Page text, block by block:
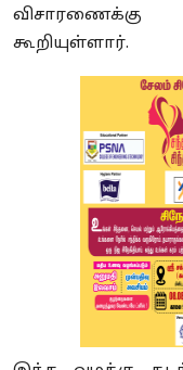
விசாரணைக்கு
கூறியுள்ளார்.